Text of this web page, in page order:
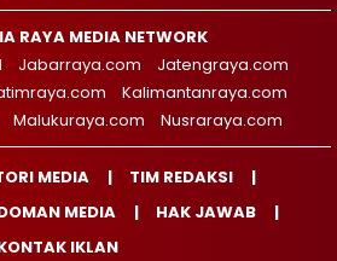
RAYA MEDIA NETWORK
Jabarraya.com
Jatengraya.com
Kalimantanraya.com
Malukuraya.com Nusraraya.com
MEDIA
TIM REDAKSI
MEDIA
HAK JAWAB
IKLAN